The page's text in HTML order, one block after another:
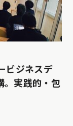
ビジネスデ
。実践的・包